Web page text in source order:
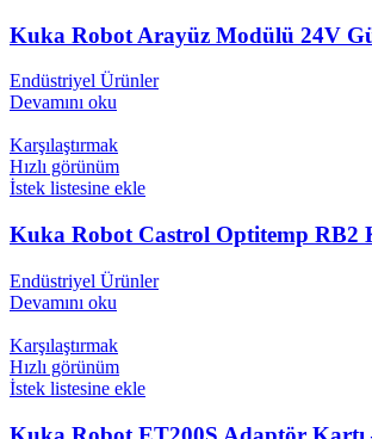
Kuka Robot Arayüz Modülü 24V
Endüstriyel Ürünler
Devamını oku
Karşılaştırmak
Hızlı görünüm
İstek listesine ekle
Kuka Robot Castrol Optitemp RB2
Endüstriyel Ürünler
Devamını oku
Karşılaştırmak
Hızlı görünüm
İstek listesine ekle